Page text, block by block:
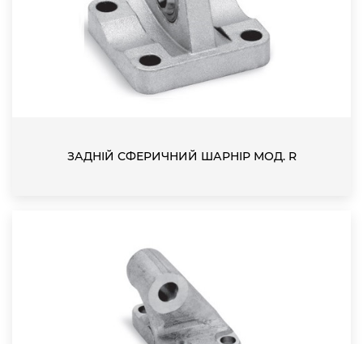
ЗАДНІЙ СФЕРИЧНИЙ ШАРНІР МОД. R